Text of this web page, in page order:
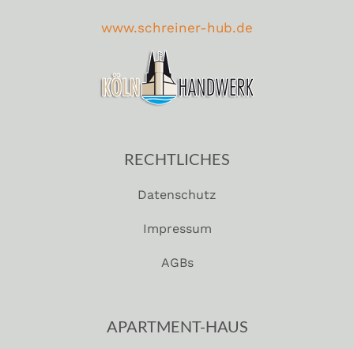
www.schreiner-hub.de
RECHTLICHES
Datenschutz
Impressum
AGBs
APARTMENT-HAUS